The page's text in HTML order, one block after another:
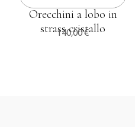
Orecchini a lobo in
strass cristallo
140,00€